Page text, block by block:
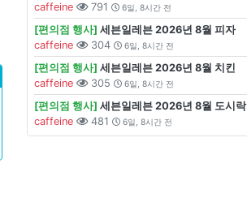
caffeine
791 6일, 8시간 전
[편의점 행사] 세븐일레븐 2026년 8월 피자
caffeine
304 6일, 8시간 전
[편의점 행사] 세븐일레븐 2026년 8월 치킨
caffeine
305 6일, 8시간 전
[편의점 행사] 세븐일레븐 2026년 8월 도시락
caffeine
481 6일, 8시간 전